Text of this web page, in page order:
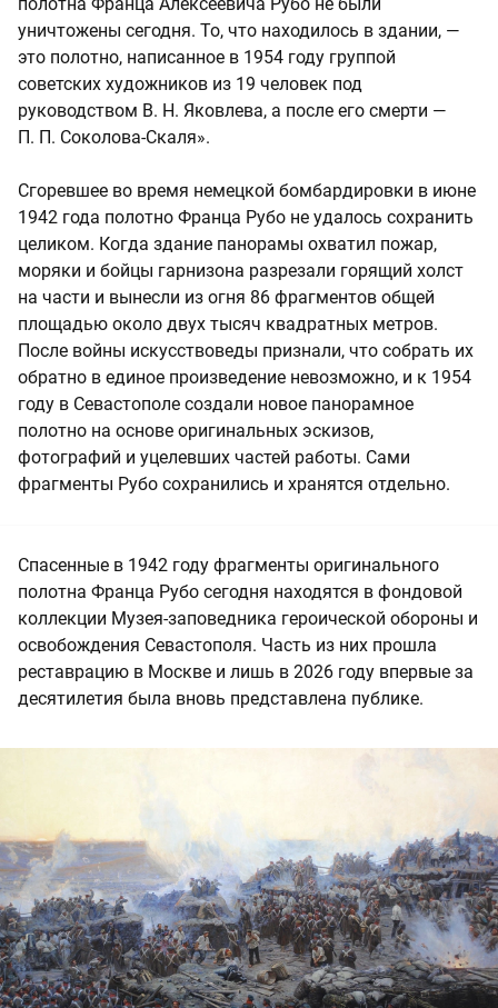
уничтожены сегодня. То, что находилось в здании, —
это полотно, написанное в 1954 году группой
советских художников из 19 человек под
руководством В. Н. Яковлева, а после его смерти —
П. П. Соколова-Скаля».
Сгоревшее во время немецкой бомбардировки в июне
1942 года полотно Франца Рубо не удалось сохранить
целиком. Когда здание панорамы охватил пожар,
моряки и бойцы гарнизона разрезали горящий холст
на части и вынесли из огня 86 фрагментов общей
площадью около двух тысяч квадратных метров.
После войны искусствоведы признали, что собрать их
обратно в единое произведение невозможно, и к 1954
году в Севастополе создали новое панорамное
полотно на основе оригинальных эскизов,
фотографий и уцелевших частей работы. Сами
фрагменты Рубо сохранились и хранятся отдельно.
Спасенные в 1942 году фрагменты оригинального
полотна Франца Рубо сегодня находятся в фондовой
коллекции Музея-заповедника героической обороны и
освобождения Севастополя. Часть из них прошла
реставрацию в Москве и лишь в 2026 году впервые за
десятилетия была вновь представлена публике.